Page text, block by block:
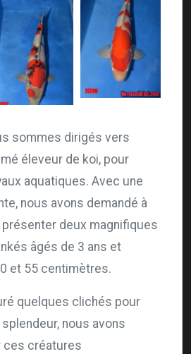
sommes dirigés vers
éleveur de koi, pour
aquatiques. Avec une
nous avons demandé à
présenter deux magnifiques
âgés de 3 ans et
et 55 centimètres.
quelques clichés pour
nous avons
ces créatures